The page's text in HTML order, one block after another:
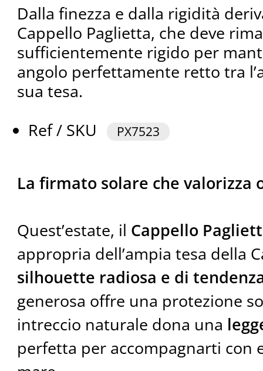
Dalla finezza e dalla rigidità
Cappello Paglietta, che deve
sufficientemente rigido per
angolo perfettamente retto tra
sua tesa.
Ref / SKU
PX7523
La firmato solare che valorizza
Quest’estate, il Cappello
appropria dell’ampia tesa della
silhouette radiosa e di
generosa offre una protezione
intreccio naturale dona una
perfetta per accompagnarti con